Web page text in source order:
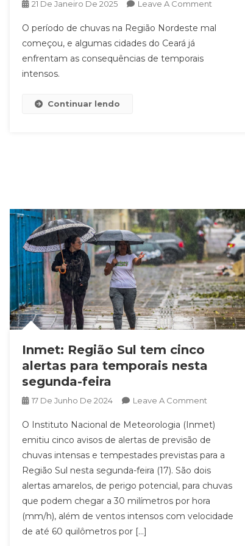
21 De Janeiro De 2025 Leave A CommentOn
Intensas
O período de chuvas na Região Nordeste mal
começou, e algumas cidades do Ceará já
enfrentam as consequências de temporais
intensos.
Continuar lendo
Inmet: Região Sul tem cinco
alertas para temporais nesta
segunda-feira
17 De Junho De 2024 Leave A CommentOn
Região
Sul
Tem
Cinco
Alertas
Para
O Instituto Nacional de Meteorologia (Inmet)
emitiu cinco avisos de alertas de previsão de
chuvas intensas e tempestades previstas para a
Região Sul nesta segunda-feira (17). São dois
alertas amarelos, de perigo potencial, para chuvas
que podem chegar a 30 milímetros por hora
(mm/h), além de ventos intensos com velocidade
de até 60 quilômetros por […]